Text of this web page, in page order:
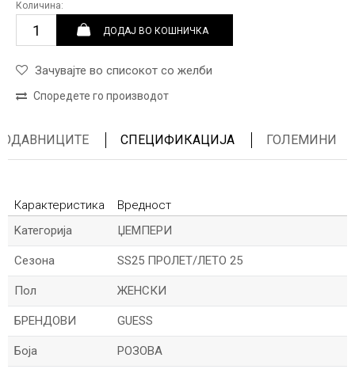
Количина:
ДОДАЈ ВО КОШНИЧКА
Зачувајте во списокот со желби
Споредете го производот
СПЕЦИФИКАЦИЈА ГОЛЕМИНИ
Карактеристика
Вредност
Kатегорија
ЏЕМПЕРИ
Сезона SS25 ПРОЛЕТ/ЛЕТО 25
Пол ЖЕНСКИ
БРЕНДОВИ GUESS
Боја РОЗОВА